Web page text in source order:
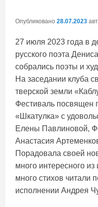
Опубликовано 28.07.2023
27 июля 2023 года в
русского поэта
собрались поэты и
На заседании клуба
тверской земли
Фестиваль посвящен
«Шкатулка» с
Елены Павлиновой,
Анастасия
Порадовала своей
много интересного
много стихов читали
исполнении Андрея